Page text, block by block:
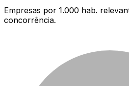
Empresas por 1.000 hab.
concorrência.